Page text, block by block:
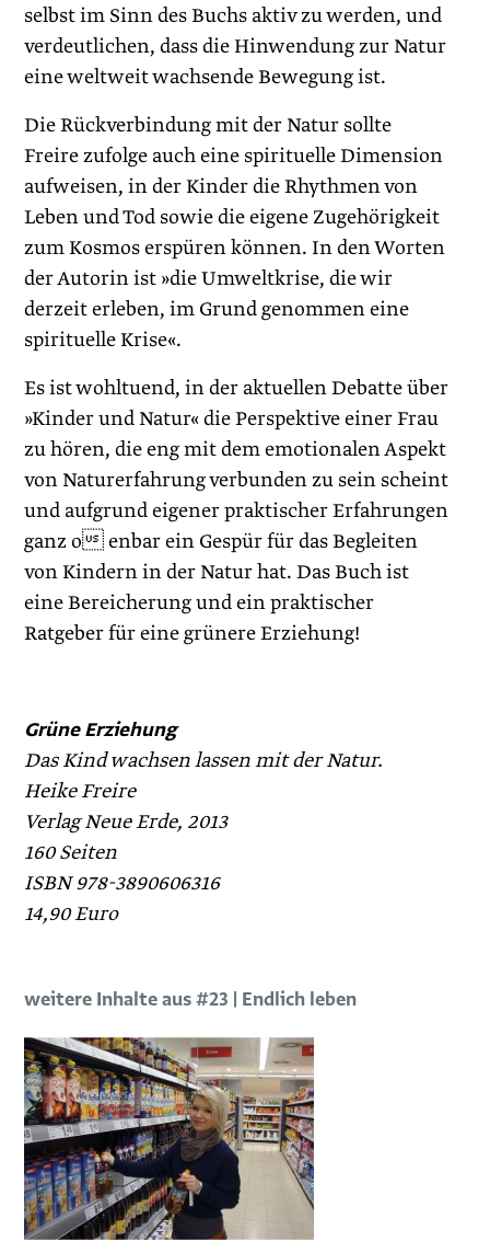
selbst im Sinn des Buchs aktiv zu werden, und
verdeutlichen, dass die Hinwendung zur Natur
eine weltweit wachsende Bewegung ist.
Die Rückverbindung mit der Natur sollte
Freire zufolge auch eine spirituelle Dimension
aufweisen, in der Kinder die Rhythmen von
Leben und Tod sowie die eigene Zugehörigkeit
zum Kosmos erspüren können. In den Worten
der Autorin ist »die Umweltkrise, die wir
derzeit erleben, im Grund genommen eine
spirituelle Krise«.
Es ist wohltuend, in der aktuellen Debatte über
»Kinder und Natur« die Perspektive einer Frau
zu hören, die eng mit dem emotionalen Aspekt
von Naturerfahrung verbunden zu sein scheint
und aufgrund eigener praktischer Erfahrungen
ganz o enbar ein Gespür für das Begleiten
von Kindern in der Natur hat. Das Buch ist
eine Bereicherung und ein praktischer
Ratgeber für eine grünere Erziehung!
Grüne Erziehung
Das Kind wachsen lassen mit der Natur.
Heike Freire
Verlag Neue Erde, 2013
160 Seiten
ISBN 978-3890606316
14,90 Euro
weitere Inhalte aus #23 | Endlich leben